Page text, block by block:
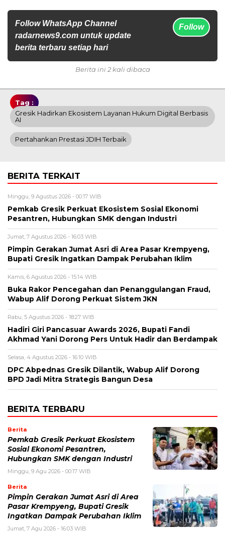
Follow WhatsApp Channel
radarnews9.com untuk update
berita terbaru setiap hari
Follow
Berita ini 2 kali dibaca
Tag :
Gresik Hadirkan Ekosistem Layanan Hukum Digital Berbasis
AI
Pertahankan Prestasi JDIH Terbaik
BERITA TERKAIT
Minggu, 9 Agustus 2026 - 00:17 WIB
Pemkab Gresik Perkuat Ekosistem Sosial Ekonomi
Pesantren, Hubungkan SMK dengan Industri
Jumat, 7 Agustus 2026 - 16:03 WIB
Pimpin Gerakan Jumat Asri di Area Pasar Krempyeng,
Bupati Gresik Ingatkan Dampak Perubahan Iklim
Kamis, 6 Agustus 2026 - 15:14 WIB
Buka Rakor Pencegahan dan Penanggulangan Fraud,
Wabup Alif Dorong Perkuat Sistem JKN
Rabu, 5 Agustus 2026 - 18:27 WIB
Hadiri Giri Pancasuar Awards 2026, Bupati Fandi
Akhmad Yani Dorong Pers Untuk Hadir dan Berdampak
Selasa, 4 Agustus 2026 - 16:10 WIB
DPC Abpednas Gresik Dilantik, Wabup Alif Dorong
BPD Jadi Mitra Strategis Bangun Desa
BERITA TERBARU
Berita
Pemkab Gresik Perkuat Ekosistem
Sosial Ekonomi Pesantren,
Hubungkan SMK dengan Industri
Minggu, 9 Agu 2026 - 00:17 WIB
Berita
Pimpin Gerakan Jumat Asri di Area
Pasar Krempyeng, Bupati Gresik
Ingatkan Dampak Perubahan Iklim
Jumat, 7 Agu 2026 - 16:03 WIB